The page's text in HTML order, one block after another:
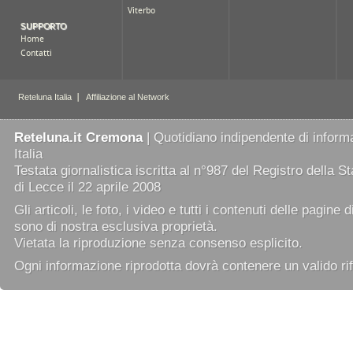
Reteluna.it Cremona| Quotidiano indipendente di
Italia
Testata giornalistica iscritta al n°987 del Registro della
di Lecce il 22 aprile 2008
Gli articoli, le foto, i video e tutti i contenuti delle pagine
sono di nostra esclusiva proprietà.
Vietata la riproduzione senza consenso esplicito.
Ogni informazione riprodotta dovrà contenere un valido